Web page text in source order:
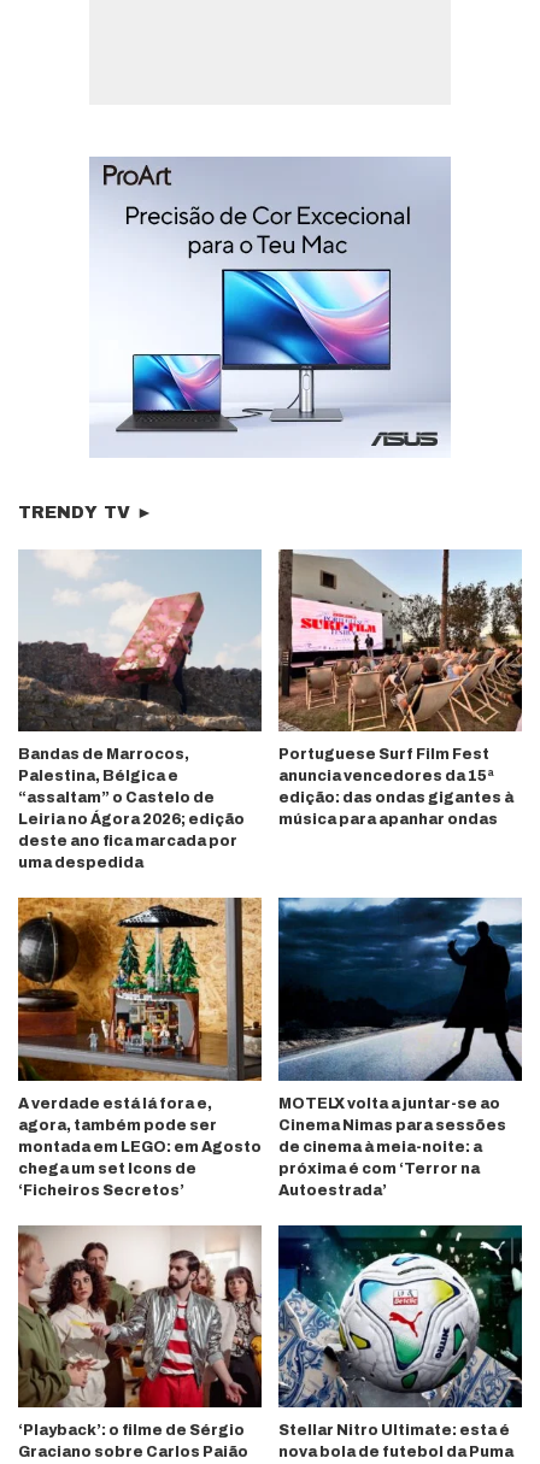
TRENDY TV ►
Bandas de Marrocos,
Palestina, Bélgica e
“assaltam” o Castelo de
Leiria no Ágora 2026; edição
deste ano fica marcada por
uma despedida
Portuguese Surf Film Fest
anuncia vencedores da 15ª
edição: das ondas gigantes à
música para apanhar ondas
A verdade está lá fora e,
agora, também pode ser
montada em LEGO: em Agosto
chega um set Icons de
‘Ficheiros Secretos’
MOTELX volta a juntar-se ao
Cinema Nimas para sessões
de cinema à meia-noite: a
próxima é com ‘Terror na
Autoestrada’
‘Playback’: o filme de Sérgio
Graciano sobre Carlos Paião
Stellar Nitro Ultimate: esta é
nova bola de futebol da Puma